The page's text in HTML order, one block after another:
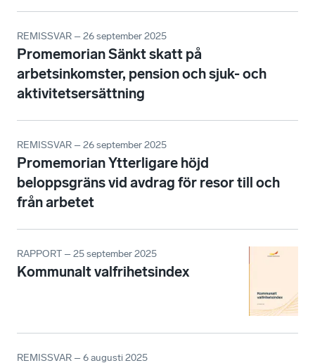
REMISSVAR – 26 september 2025
Promemorian Sänkt skatt på
arbetsinkomster, pension och sjuk- och
aktivitetsersättning
REMISSVAR – 26 september 2025
Promemorian Ytterligare höjd
beloppsgräns vid avdrag för resor till och
från arbetet
RAPPORT – 25 september 2025
Kommunalt valfrihetsindex
REMISSVAR – 6 augusti 2025